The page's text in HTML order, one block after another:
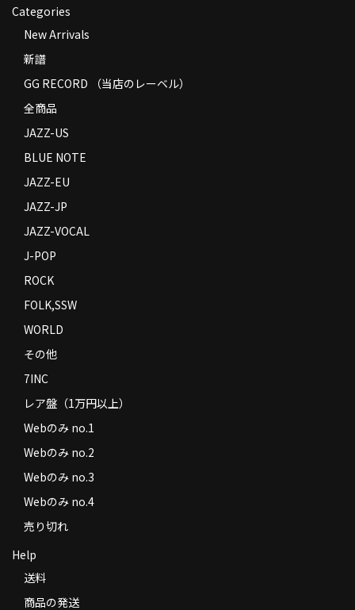
コンディション
特定商取引法に基づく表示
Contact
Categories
New Arrivals
新譜
GG RECORD （当店のレーベル）
全商品
JAZZ-US
BLUE NOTE
JAZZ-EU
JAZZ-JP
JAZZ-VOCAL
J-POP
ROCK
FOLK,SSW
WORLD
その他
7INC
レア盤（1万円以上）
Webのみ no.1
Webのみ no.2
Webのみ no.3
Webのみ no.4
売り切れ
Help
送料
商品の発送